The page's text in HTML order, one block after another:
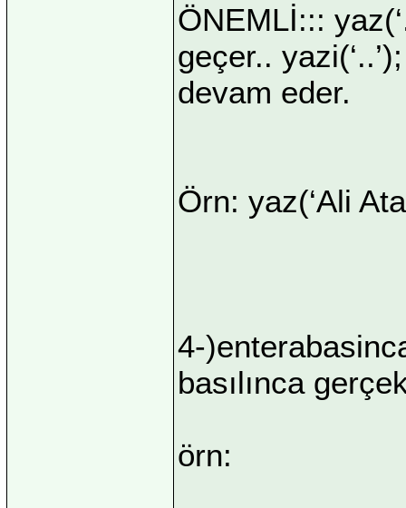
ÖNEMLİ:::
geçer..
devam eder.
Örn: yaz(‘Ali
4-
basılınca
örn: